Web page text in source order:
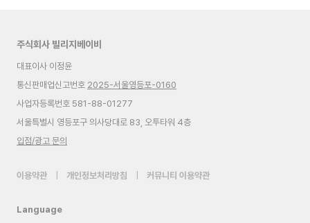
주식회사 빌리지베이비
대표이사 이정윤
통신판매업신고번호 2025-서울영등포-0160
사업자등록번호 581-88-01277
서울특별시 영등포구 의사당대로 83, 오투타워 4층
입점/광고 문의
이용약관 개인정보처리방침 커뮤니티 이용약관
Language